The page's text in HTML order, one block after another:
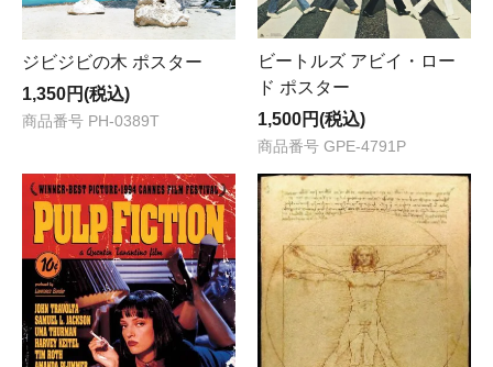
ハリー・ポッター オードリー・ヘプバーン クリムト
ジビジビの木 ポスター
1,350円(税込)
商品番号 PH-0389T
ビートルズ アビイ・ロー
ド ポスター
1,500円(税込)
商品番号 GPE-4791P